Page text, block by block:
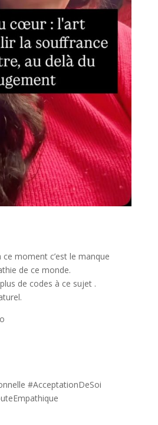
moment c’est le manque
de ce monde.
plus de codes à ce sujet .
#AcceptationDeSoi